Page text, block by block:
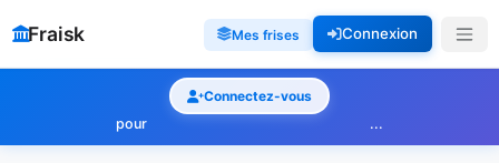
Fraisk Mes frises Connexion
Connectez-vous
pour
...